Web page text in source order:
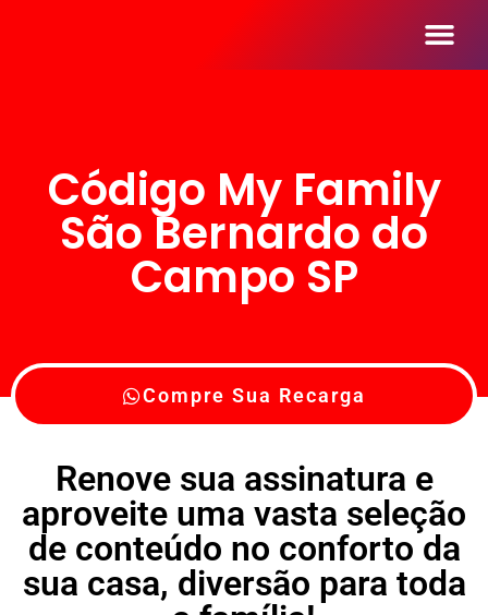
Código My Family
São Bernardo do
Campo SP
Compre Sua Recarga
Renove sua assinatura e
aproveite uma vasta seleção
de conteúdo no conforto da
sua casa, diversão para toda